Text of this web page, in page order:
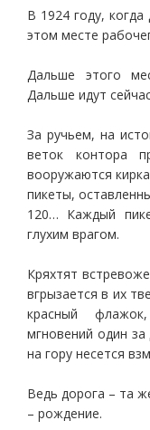
В 1924 году, когда
этом месте
Дальше этого
Дальше идут
За ручьем, на
веток контора
вооружаются
пикеты,
120… Каждый
глухим врагом.
Кряхтят
вгрызается в их
красный
мгновений один
на гору несется
Ведь дорога – та
– рождение.